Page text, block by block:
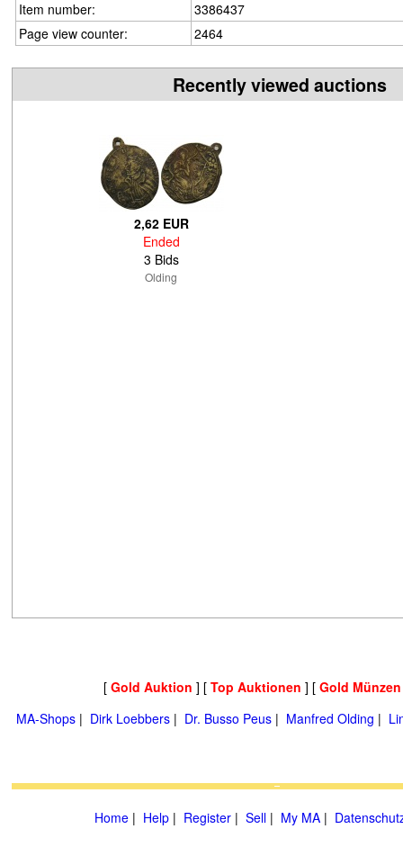
Item number:
3386437
Page view counter:
2464
Recently viewed auctions
2,62 EUR
Ended
3 Bids
Olding
[ Gold Auktion ] [ Top Auktionen ] [ Gold
MA-Shops | Dirk Loebbers | Dr. Busso Peus | Manfred Olding |
Home | Help | Register | Sell | My MA |